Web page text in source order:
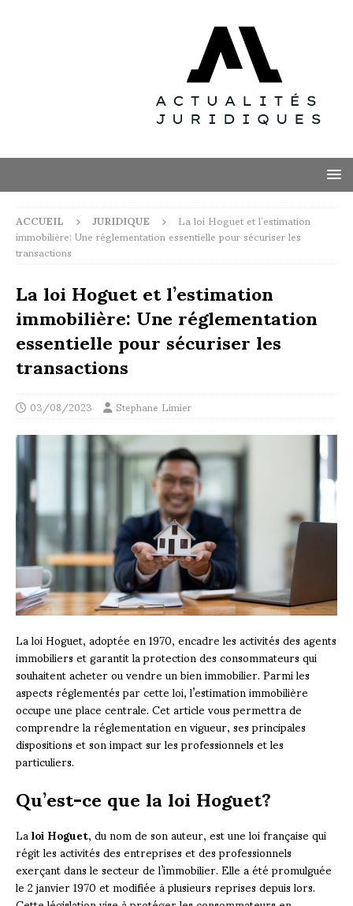
ACCUEIL JURIDIQUE La loi Hoguet et l’estimation
immobilière: Une réglementation essentielle pour sécuriser les
transactions
La loi Hoguet et l’estimation
immobilière: Une réglementation
essentielle pour sécuriser les
transactions
03/08/2023 Stephane Limier
La loi Hoguet, adoptée en 1970, encadre les activités des agents
immobiliers et garantit la protection des consommateurs qui
souhaitent acheter ou vendre un bien immobilier. Parmi les
aspects réglementés par cette loi, l’estimation immobilière
occupe une place centrale. Cet article vous permettra de
comprendre la réglementation en vigueur, ses principales
dispositions et son impact sur les professionnels et les
particuliers.
Qu’est-ce que la loi Hoguet?
Laloi Hoguet, du nom de son auteur, est une loi française qui
régit les activités des entreprises et des professionnels
exerçant dans le secteur de l’immobilier. Elle a été promulguée
le 2 janvier 1970 et modifiée à plusieurs reprises depuis lors.